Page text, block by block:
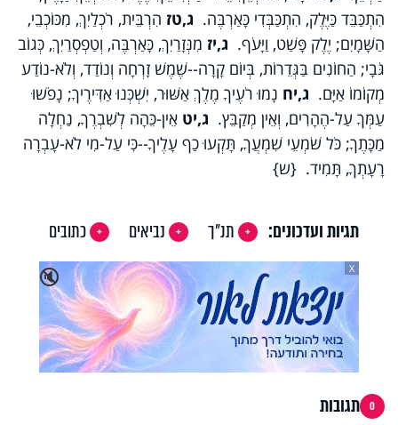
הִתְכַּבֵּד כַּיֶּלֶק, הִתְכַּבְּדִי כָּאַרְבֶּה. ג,טז הִרְבֵּית, רֹכְלַיִךְ, מִכּוֹכְבֵי,
הַשָּׁמָיִם; יֶלֶק פָּשַׁט, וַיָּעֹף. ג,יז מִנְּזָרַיִךְ, כָּאַרְבֶּה, וְטַפְסְרַיִךְ, כְּגוֹב
גֹּבָי; הַחוֹנִים בַּגְּדֵרוֹת, בְּיוֹם קָרָה--שֶׁמֶשׁ זָרְחָה וְנוֹדַד, וְלֹא-נוֹדַע
מְקוֹמוֹ אַיָּם. ג,יח נָמוּ רֹעֶיךָ מֶלֶךְ אַשּׁוּר, יִשְׁכְּנוּ אַדִּירֶיךָ; נָפֹשׁוּ
עַמְּךָ עַל-הֶהָרִים, וְאֵין מְקַבֵּץ. ג,יט אֵין-כֵּהָה לְשִׁבְרֶךָ, נַחְלָה
מַכָּתֶךָ; כֹּל שֹׁמְעֵי שִׁמְעֲךָ, תָּקְעוּ כַף עָלֶיךָ--כִּי עַל-מִי לֹא-עָבְרָה
רָעָתְךָ, תָּמִיד. {ש}
תגיות ועדכונים: תנ"ך נביאים
כתובים
🔇
X
0 תגובות